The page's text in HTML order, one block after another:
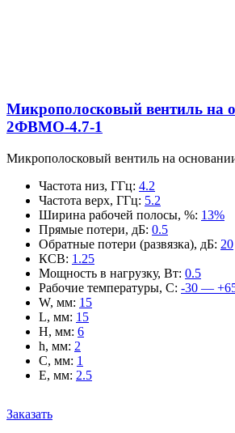
Микрополосковый вентиль на
2ФВМO-4.7-1
Микрополосковый вентиль на
Частота низ, ГГц: 4.2
Частота верх, ГГц: 5.2
Ширина рабочей полосы, %: 13%
Прямые потери, дБ: 0.5
Обратные потери (развязка), дБ: 20
КСВ: 1.25
Мощность в нагрузку, Вт: 0.5
Рабочие температуры, С: -30 —
W, мм: 15
L, мм: 15
H, мм: 6
h, мм: 2
C, мм: 1
E, мм: 2.5
Заказать